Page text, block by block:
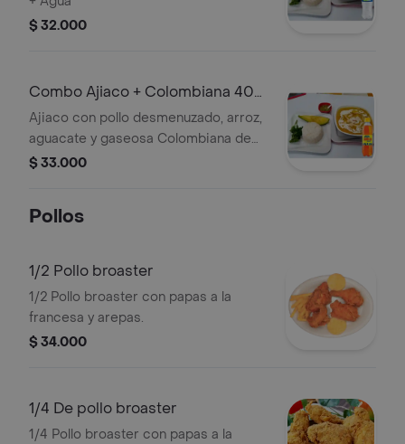
$ 32.000
Combo Ajiaco + Colombiana 400
ml
Ajiaco con pollo desmenuzado, arroz,
aguacate y gaseosa Colombiana de
400 ml.
$ 33.000
Pollos
1/2 Pollo broaster
1/2 Pollo broaster con papas a la
francesa y arepas.
$ 34.000
1/4 De pollo broaster
1/4 Pollo broaster con papas a la